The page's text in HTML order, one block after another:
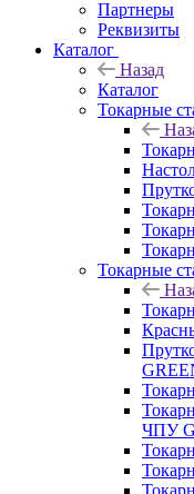
Партнеры
Реквизиты
Каталог
Назад
Каталог
Токарные
Токарные
ЧПУ